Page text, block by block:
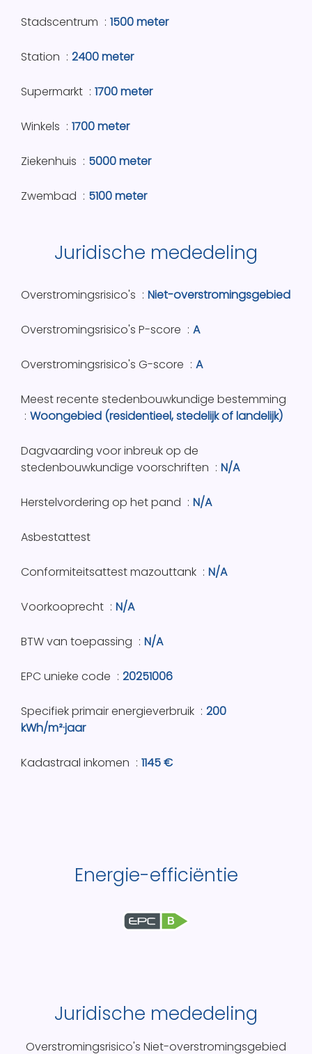
Stadscentrum 1500 meter
Station 2400 meter
Supermarkt 1700 meter
Winkels 1700 meter
Ziekenhuis 5000 meter
Zwembad 5100 meter
Juridische mededeling
Overstromingsrisico's Niet-overstromingsgebied
Overstromingsrisico's P-score A
Overstromingsrisico's G-score A
Meest recente stedenbouwkundige bestemming
Woongebied (residentieel, stedelijk of landelijk)
Dagvaarding voor inbreuk op de
stedenbouwkundige voorschriften
N/A
Herstelvordering op het pand N/A
Asbestattest
Conformiteitsattest mazouttank N/A
Voorkooprecht N/A
BTW van toepassing N/A
EPC unieke code 20251006
Specifiek primair energieverbruik
200
kWh/m²·jaar
Kadastraal inkomen 1145 €
Energie-efficiëntie
B
Juridische mededeling
Overstromingsrisico's Niet-overstromingsgebied